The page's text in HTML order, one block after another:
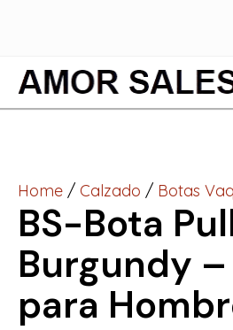
Home / Calzado / Botas
BS-Bota
Burgundy
para